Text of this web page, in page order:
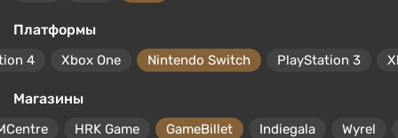
Платформы
4 Xbox One Nintendo Switch PlayStation 3
Магазины
HRK Game GameBillet Indiegala Wyrel